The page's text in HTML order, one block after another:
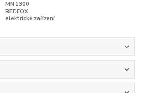
MN 1300
REDFOX
elektrické zařízení